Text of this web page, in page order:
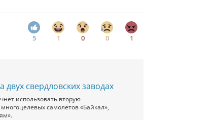
5 1 0 0 1
свердловских заводах
использовать вторую
самолётов «Байкал»,